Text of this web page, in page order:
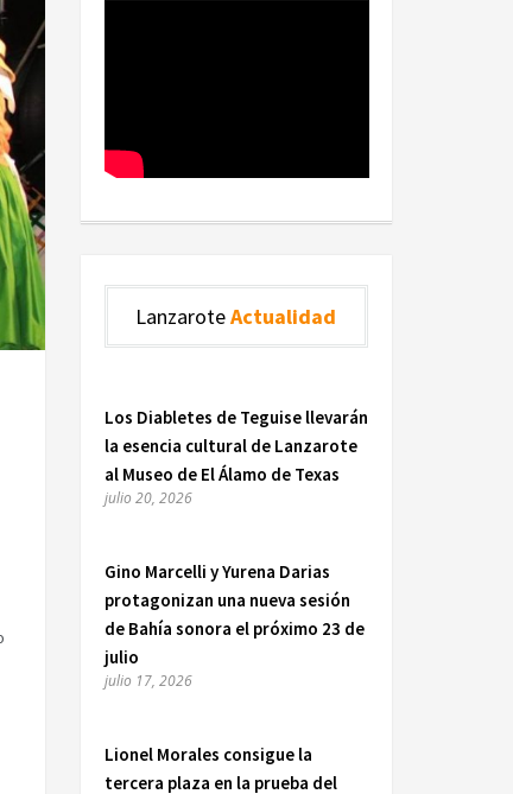
LanzaroteActualidad
Los Diabletes de Teguise llevarán
la esencia cultural de Lanzarote
al Museo de El Álamo de Texas
julio 20, 2026
Gino Marcelli y Yurena Darias
protagonizan una nueva sesión
de Bahía sonora el próximo 23 de
julio
julio 17, 2026
Lionel Morales consigue la
tercera plaza en la prueba del